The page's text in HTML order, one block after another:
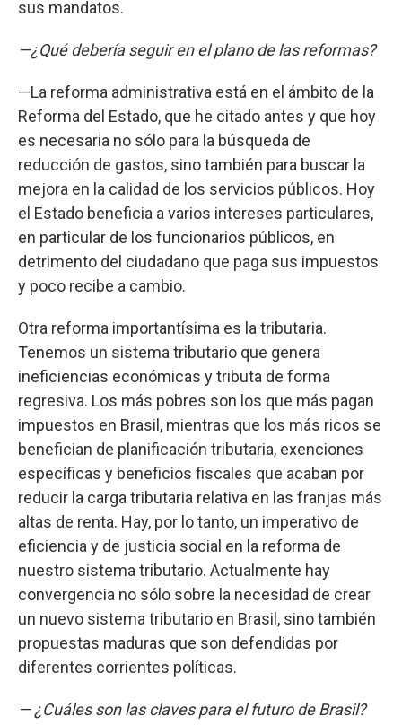
sus mandatos.
—¿Qué debería seguir en el plano de las reformas?
—La reforma administrativa está en el ámbito de la
Reforma del Estado, que he citado antes y que hoy
es necesaria no sólo para la búsqueda de
reducción de gastos, sino también para buscar la
mejora en la calidad de los servicios públicos. Hoy
el Estado beneficia a varios intereses particulares,
en particular de los funcionarios públicos, en
detrimento del ciudadano que paga sus impuestos
y poco recibe a cambio.
Otra reforma importantísima es la tributaria.
Tenemos un sistema tributario que genera
ineficiencias económicas y tributa de forma
regresiva. Los más pobres son los que más pagan
impuestos en Brasil, mientras que los más ricos se
benefician de planificación tributaria, exenciones
específicas y beneficios fiscales que acaban por
reducir la carga tributaria relativa en las franjas más
altas de renta. Hay, por lo tanto, un imperativo de
eficiencia y de justicia social en la reforma de
nuestro sistema tributario. Actualmente hay
convergencia no sólo sobre la necesidad de crear
un nuevo sistema tributario en Brasil, sino también
propuestas maduras que son defendidas por
diferentes corrientes políticas.
— ¿Cuáles son las claves para el futuro de Brasil?